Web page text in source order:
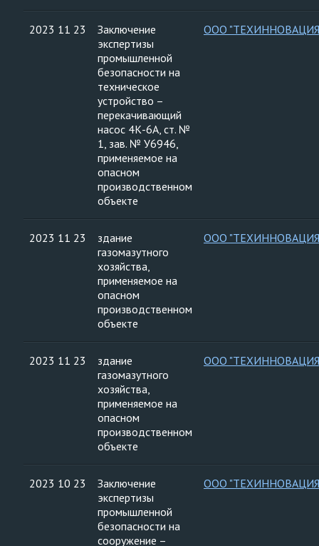
2023 11 23
Заключение
экспертизы
промышленной
безопасности на
техническое
устройство –
перекачивающий
насос 4К-6А, ст. №
1, зав. № У6946,
применяемое на
опасном
производственном
объекте
ООО
2023 11 23
здание
газомазутного
хозяйства,
применяемое на
опасном
производственном
объекте
ООО
2023 11 23
здание
газомазутного
хозяйства,
применяемое на
опасном
производственном
объекте
ООО
2023 10 23
Заключение
экспертизы
промышленной
безопасности на
сооружение –
ООО